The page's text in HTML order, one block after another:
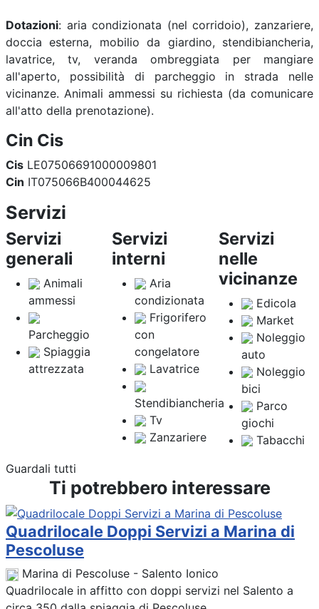
Dotazioni: aria condizionata (nel corridoio), zanzariere,
doccia esterna, mobilio da giardino, stendibiancheria,
lavatrice, tv, veranda ombreggiata per mangiare
all'aperto, possibilità di parcheggio in strada nelle
vicinanze. Animali ammessi su richiesta (da comunicare
all'atto della prenotazione).
Cin Cis
Cis LE07506691000009801
Cin IT075066B400044625
Servizi
Servizi
generali
Animali
ammessi
Parcheggio
Spiaggia
attrezzata
Servizi
interni
Aria
condizionata
Frigorifero
con
congelatore
Lavatrice
Stendibiancheria
Tv
Zanzariere
Servizi
nelle
vicinanze
Edicola
Market
Noleggio
auto
Noleggio
bici
Parco
giochi
Tabacchi
Guardali tutti
Ti potrebbero interessare
Quadrilocale Doppi Servizi a Marina di
Pescoluse
Marina di Pescoluse - Salento Ionico
Quadrilocale in affitto con doppi servizi nel Salento a